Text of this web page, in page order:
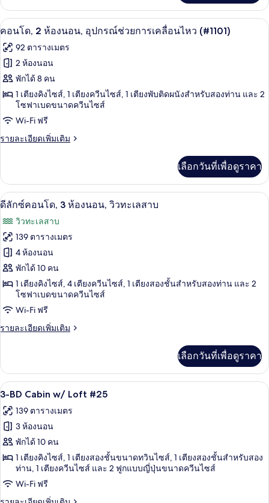
ห้อง
นอน,
ริม
ทะเลสาบ
เกี่ยว
กับ
ดี
ซ์
คอน
โด,
2
ห้อง
นอน,
ริม
ทะเลสาบ
เปิด
ภาพถ่าย
ทั้งหมด
ของ
คอน
ห้อง
อุปกรณ์
ช่วย
เคลื่อนไหว
(#1101)
ผ้าม่านกันแสง, เตารีด/โต๊ะรีดผ้า, Wi-
2
คอนโด, 2 ห้องนอน, อุปกรณ์ช่วยการเคลื่อนไหว (#1101)
92 ตารางเมตร
2 ห้องนอน
พักได้ 8 คน
1 เตียงคิงไซส์, 1 เตียงควีนไซส์, 1 เตียงพับติดผนังสำหรับสองท่าน และ 2
โซฟาเบดขนาดควีนไซส์
Wi-Fi ฟรี
รายละเอียดเพิ่มเติม
ราย
เกี่ยว
กับ
คอน
2
ห้อง
นอน,
อุปกรณ์
ช่วย
การ
เคลื่อนไหว
(#1101)
เลือกวันที่เพื่อดูราคา
เปิด
ภาพถ่าย
ทั้งหมด
ของ
ดี
ลัก
ซ์
ห้อง
นอน,
วิว
ทะเลสาบ
ดีลักซ์คอนโด, 3 ห้องนอน, วิวทะเลสาบ
23
ดีลักซ์คอนโด, 3 ห้องนอน, วิวทะเลสาบ
วิวทะเลสาบ
139 ตารางเมตร
4 ห้องนอน
พักได้ 10 คน
1 เตียงคิงไซส์, 4 เตียงควีนไซส์, 1 เตียงสองชั้นสำหรับสองท่าน และ 2
โซฟาเบดขนาดควีนไซส์
Wi-Fi ฟรี
รายละเอียดเพิ่มเติม
ราย
เกี่ยว
กับ
ดี
ซ์
คอน
โด,
3
ห้อง
นอน,
วิว
ทะเลสาบ
เลือกวันที่เพื่อดูราคา
เปิด
ภาพถ่าย
ทั้งหมด
ของ
3-
Cabin
w/
3-BD Cabin w/ Loft #25 | ผ้าม่านกันแ
10
3-BD Cabin w/ Loft #25
139 ตารางเมตร
3 ห้องนอน
พักได้ 10 คน
1 เตียงคิงไซส์, 1 เตียงสองชั้นขนาดทวินไซส์, 1 เตียงสองชั้นสำหรับสอง
ท่าน, 1 เตียงควีนไซส์ และ 2 ฟูกแบบญี่ปุ่นขนาดควีนไซส์
Wi-Fi ฟรี